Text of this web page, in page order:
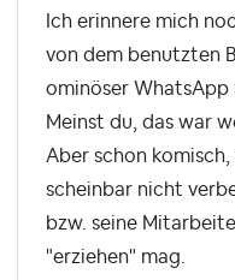
Ich erinnere mich
von dem benutzten
ominöser WhatsApp
Meinst du, das war
Aber schon
scheinbar nicht
bzw. seine
"erziehen" mag.